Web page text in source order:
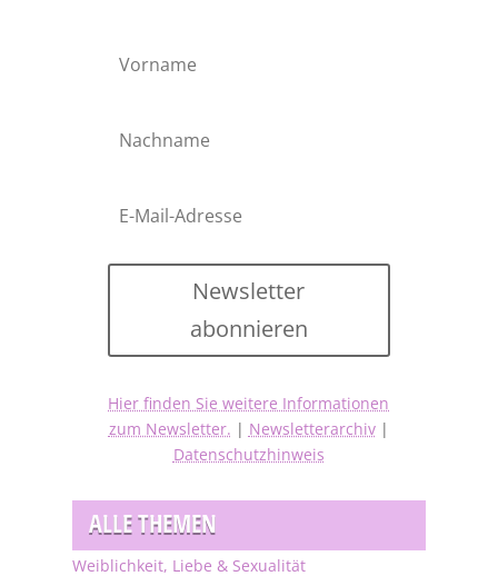
Newsletter
abonnieren
Hier finden Sie weitere Informationen
zum Newsletter. | Newsletterarchiv|
Datenschutzhinweis
ALLE THEMEN
Weiblichkeit, Liebe & Sexualität